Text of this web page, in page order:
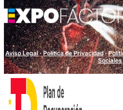
Aviso Legal·Política de Privacidad·
Sociales